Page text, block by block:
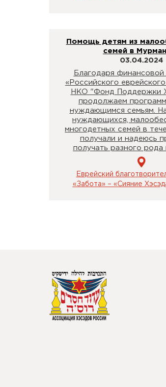
Помощь детям из
семей в
03.04.2024
Благодаря
«Российского
НКО "Фонд Поддержки
продолжаем
нуждающимся семьям.
нуждающихся,
многодетных семей в
получали и надеюсь
получать разного рода
Еврейский
«Забота» – «Сияние